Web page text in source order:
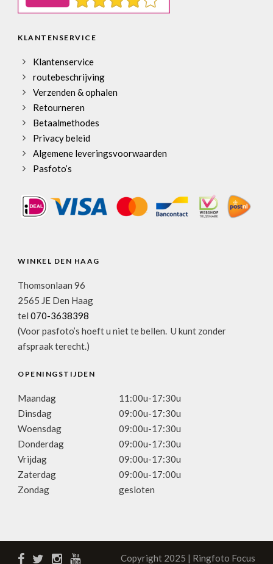
KLANTENSERVICE
Klantenservice
routebeschrijving
Verzenden & ophalen
Retourneren
Betaalmethodes
Privacy beleid
Algemene leveringsvoorwaarden
Pasfoto’s
WINKEL DEN HAAG
Thomsonlaan 96
2565 JE Den Haag
tel 070-3638398
(Voor pasfoto’s hoeft u niet te bellen. U kunt zonder
afspraak terecht.)
OPENINGSTIJDEN
Maandag
11:00u-17:30u
Dinsdag
09:00u-17:30u
Woensdag
09:00u-17:30u
Donderdag
09:00u-17:30u
Vrijdag
09:00u-17:30u
Zaterdag
09:00u-17:00u
Zondag
gesloten
Copyright 2025 | Ringfoto Focus